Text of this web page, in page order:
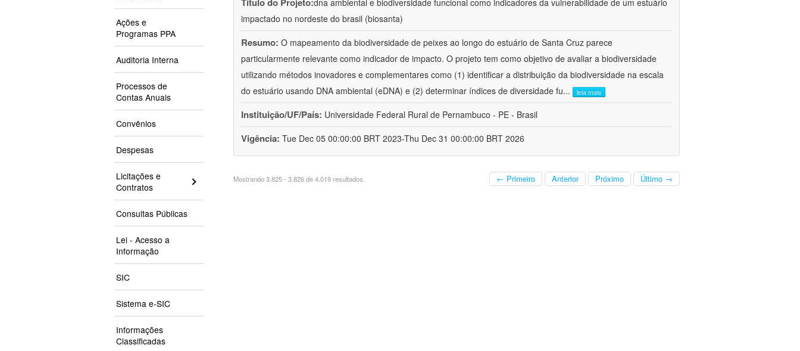
Ações e
Programas PPA
Auditoria Interna
Processos de
Contas Anuais
Convênios
Despesas
Licitações e
Contratos
Consultas Públicas
Lei - Acesso a
Informação
SIC
Sistema e-SIC
Informações
Classificadas
dna ambiental e biodiversidade funcional como indicadores da vulnerabilidade de um estuário
impactado no nordeste do brasil (biosanta)
Resumo: O mapeamento da biodiversidade de peixes ao longo do estuário de Santa Cruz parece
particularmente relevante como indicador de impacto. O projeto tem como objetivo de avaliar a biodiversidade
utilizando métodos inovadores e complementares como (1) identificar a distribuição da biodiversidade na escala
do estuário usando DNA ambiental (eDNA) e (2) determinar índices de diversidade fu... leia mais
Instituição/UF/País: Universidade Federal Rural de Pernambuco - PE - Brasil
Vigência: Tue Dec 05 00:00:00 BRT 2023-Thu Dec 31 00:00:00 BRT 2026
Mostrando 3.825 - 3.826 de 4.019 resultados. ← Primeiro Anterior Próximo Último →